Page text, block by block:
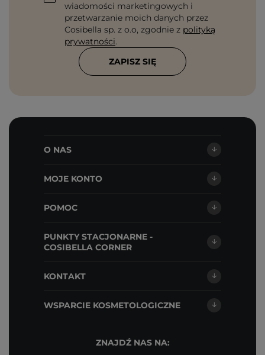
wiadomości marketingowych i
przetwarzanie moich danych przez
Cosibella sp. z o.o, zgodnie z polityką
prywatności.
ZAPISZ SIĘ
O NAS
MOJE KONTO
POMOC
PUNKTY STACJONARNE -
COSIBELLA CORNER
KONTAKT
WSPARCIE KOSMETOLOGICZNE
ZNAJDŹ NAS NA: